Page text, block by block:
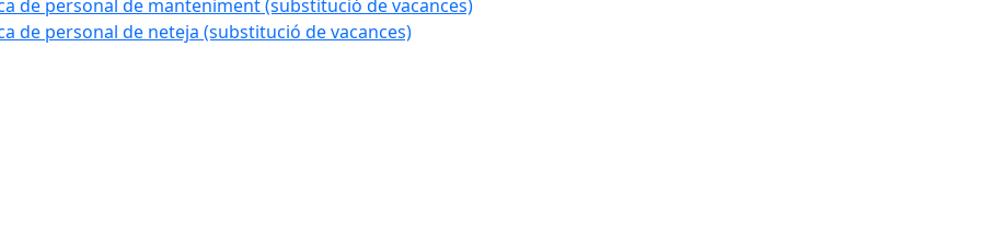
de personal de manteniment (substitució de vacances)
de personal de neteja (substitució de vacances)